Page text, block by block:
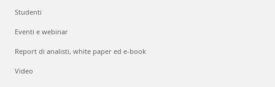
Studenti
Eventi e webinar
Report di analisti, white paper ed e-book
Video